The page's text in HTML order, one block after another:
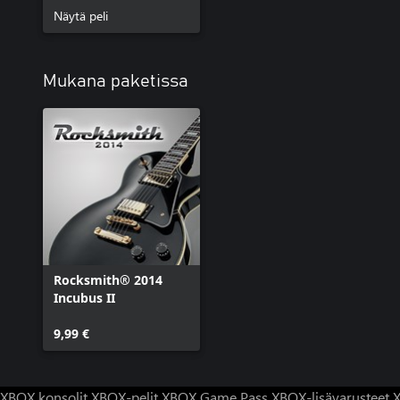
Näytä peli
Mukana paketissa
Rocksmith® 2014
Incubus II
9,99 €